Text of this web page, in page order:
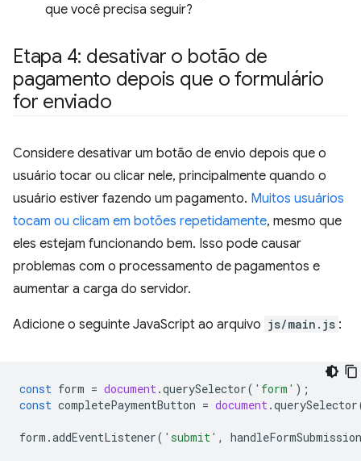
que você precisa seguir?
Etapa 4: desativar o botão de
pagamento depois que o formulário
for enviado
Considere desativar um botão de envio depois que o
usuário tocar ou clicar nele, principalmente quando o
usuário estiver fazendo um pagamento. Muitos usuários
tocam ou clicam em botões repetidamente, mesmo que
eles estejam funcionando bem. Isso pode causar
problemas com o processamento de pagamentos e
aumentar a carga do servidor.
Adicione o seguinte JavaScript ao arquivo js/main.js :
const form = document.querySelector( 'form' );
const completePaymentButton = document.querySelector
form .addEventListener( 'submit' , handleFormSubmission